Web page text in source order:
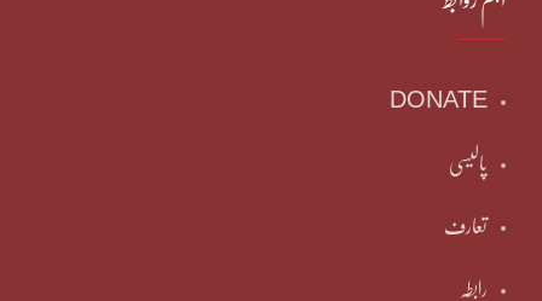
DONATE
پالیسی
تعارف
رابطہ